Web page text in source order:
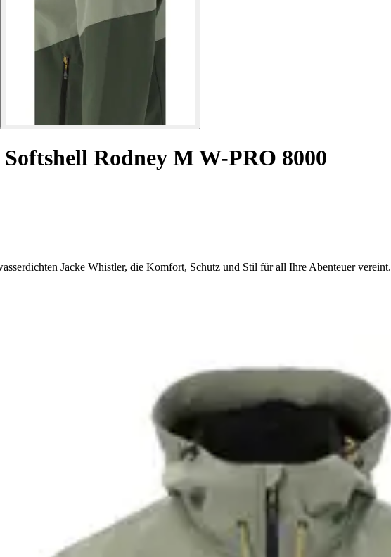
Rodney M W-PRO 8000
Jacke Whistler, die Komfort, Schutz und Stil für all Ihre Abenteuer vereint.